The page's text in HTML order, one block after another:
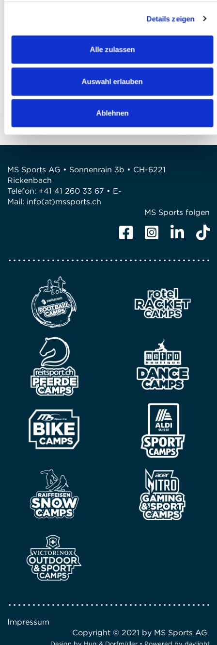
Details zeigen
Alle zulassen
Auswahl erlauben
Ablehnen
Datenschutzbestimmungen
gelesen und bin damit einverstanden *
Anmeldung abschliessen
MS Sports AG • Sonnenrain 3b • CH-6221
Rickenbach
Telefon: +41 41 260 33 67 • E-
Mail: info(at)mssports.ch
MS Sports folgen
Impressum
Copyright © 2021 by MS Sports AG